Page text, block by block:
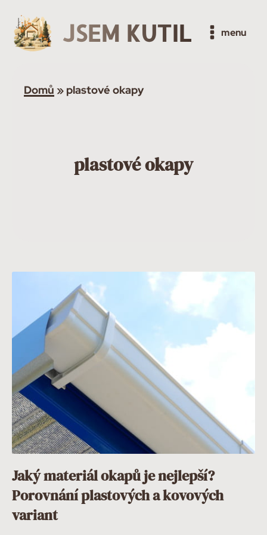
JSEM KUTIL menu
Domů » plastové okapy
plastové okapy
Jaký materiál okapů je nejlepší?
Porovnání plastových a kovových
variant